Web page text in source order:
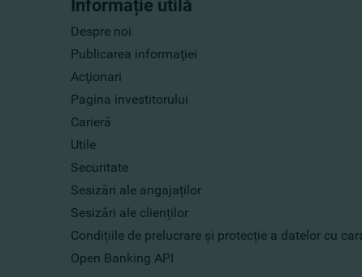
Informație utilă
Despre noi
Publicarea informaţiei
Acţionari
Pagina investitorului
Carieră
Utile
Securitate
Sesizări ale angajaților
Sesizări ale clienților
Condițiile de prelucrare și protecție a datelor cu
Open Banking API